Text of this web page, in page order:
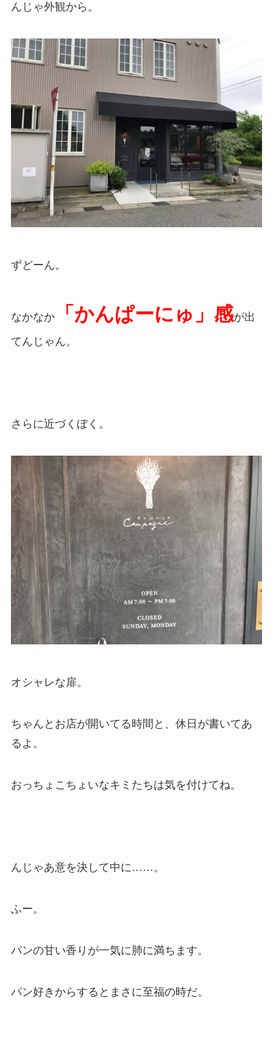
んじゃ外観から。
ずどーん。
なかなか「かんぱーにゅ」感が出
てんじゃん。
さらに近づくぼく。
オシャレな扉。
ちゃんとお店が開いてる時間と、休日が書いてあ
るよ。
おっちょこちょいなキミたちは気を付けてね。
んじゃあ意を決して中に……。
ふー。
パンの甘い香りが一気に肺に満ちます。
パン好きからするとまさに至福の時だ。